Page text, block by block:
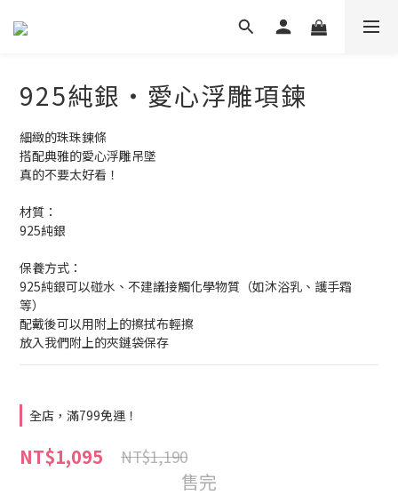
925純銀・愛心浮雕項鍊
細緻的珠珠鍊條
搭配典雅的愛心浮雕吊墜
真的不要太好看！
材質：
925純銀
保養方式：
925純銀可以碰水、不建議接觸化學物質（如沐浴乳、護手霜
等）
配戴後可以用附上的擦拭布輕擦
放入我們附上的夾鏈袋保存
全店，滿799免運！
NT$1,095 NT$1,190
售完